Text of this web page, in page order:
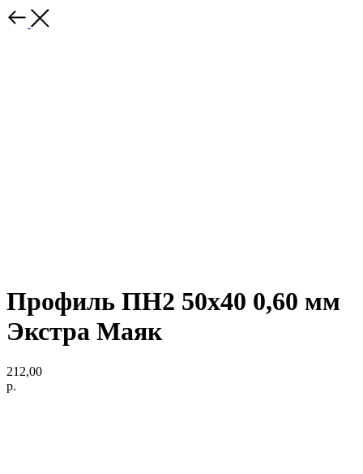
Профиль ПН2 50х40 0,60 мм
Экстра Маяк
212,00
р.